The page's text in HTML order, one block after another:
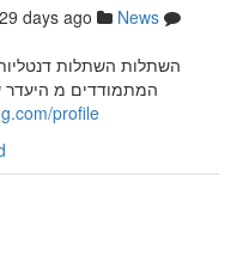
29 days ago
News
השתלות השתלות
המתמודדים מ היעדר
profile